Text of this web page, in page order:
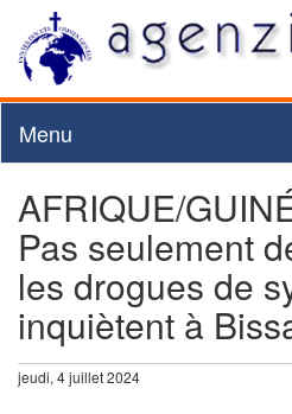
Menu
AFRIQUE/
Pas seulement
les drogues de
inquiètent à
jeudi, 4 juillet 2024